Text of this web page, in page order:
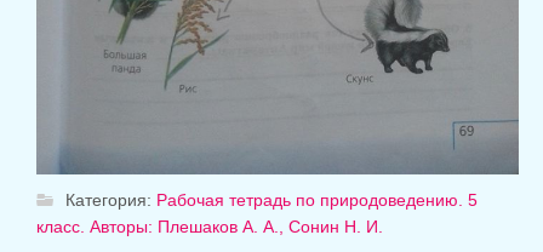
Категория: Рабочая тетрадь по природоведению. 5
класс. Авторы: Плешаков А. А., Сонин Н. И.